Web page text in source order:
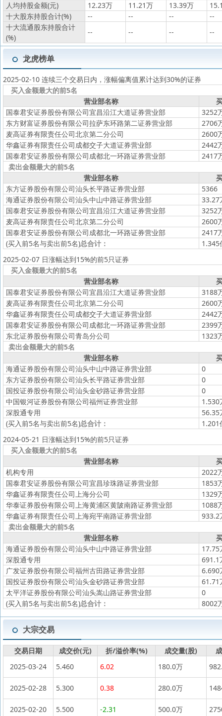
人均持股金额(元)
12.23万 11.21万 13.39万
十大股东持股合计(%)
-- -- --
--
十大流通股东持股合计
(%)
-- -- -- --
龙虎榜单
2025-02-10 连续三个交易日内，涨幅偏离值累计达到30%的证券
买入金额最大的前5名
营业部名称
国泰君安证券股份有限公司宜昌沿江大道证券营业部
3252
东方财富证券股份有限公司拉萨东环路第二证券营业部
2706
麦高证券有限责任公司北京第二分公司
2600
华鑫证券有限责任公司成都交子大道证券营业部
2442
国泰君安证券股份有限公司成都北一环路证券营业部
2417
卖出金额最大的前5名
营业部名称
东方证券股份有限公司汕头长平路证券营业部
5366
海通证券股份有限公司汕头中山中路证券营业部
33.27
国泰君安证券股份有限公司宜昌沿江大道证券营业部
3252
麦高证券有限责任公司北京第二分公司
2600
国泰君安证券股份有限公司成都北一环路证券营业部
2417
(买入前5名与卖出前5名)总合计：
1.345
2025-02-07 日涨幅达到15%的前5只证券
买入金额最大的前5名
营业部名称
国泰君安证券股份有限公司宜昌沿江大道证券营业部
3188
麦高证券有限责任公司北京第二分公司
2600
华鑫证券有限责任公司成都交子大道证券营业部
2442
国泰君安证券股份有限公司成都北一环路证券营业部
2399
东北证券股份有限公司青岛分公司
1323
卖出金额最大的前5名
营业部名称
海通证券股份有限公司汕头中山中路证券营业部
0
东方证券股份有限公司汕头长平路证券营业部
0
国投证券股份有限公司汕头金砂路证券营业部
0
中国银河证券股份有限公司福州证券营业部
1.530
深股通专用
56.35
(买入前5名与卖出前5名)总合计：
1.201
2024-05-21 日涨幅达到15%的前5只证券
买入金额最大的前5名
营业部名称
机构专用
2022
国泰君安证券股份有限公司宜昌珍珠路证券营业部
1853
华鑫证券有限责任公司上海分公司
1329
华泰证券股份有限公司上海黄浦区黄陂南路证券营业部
1088
华鑫证券有限责任公司上海宛平南路证券营业部
933.2
卖出金额最大的前5名
营业部名称
海通证券股份有限公司汕头中山中路证券营业部
17.75
深股通专用
691.1
广发证券股份有限公司福州古田路证券营业部
6.690
国投证券股份有限公司汕头金砂路证券营业部
61.71
太平洋证券股份有限公司汕头嵩山路证券营业部
0
(买入前5名与卖出前5名)总合计： 8002
大宗交易
交易日期 成交价(元) 折/溢价率(%) 成交量(股)
2025-03-24
5.460 6.02 180.0万
2025-02-28 5.300 0.38 280.0万
2025-02-20 5.500 -2.31 500.0万